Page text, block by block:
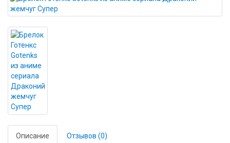
Описание Отзывов (0)